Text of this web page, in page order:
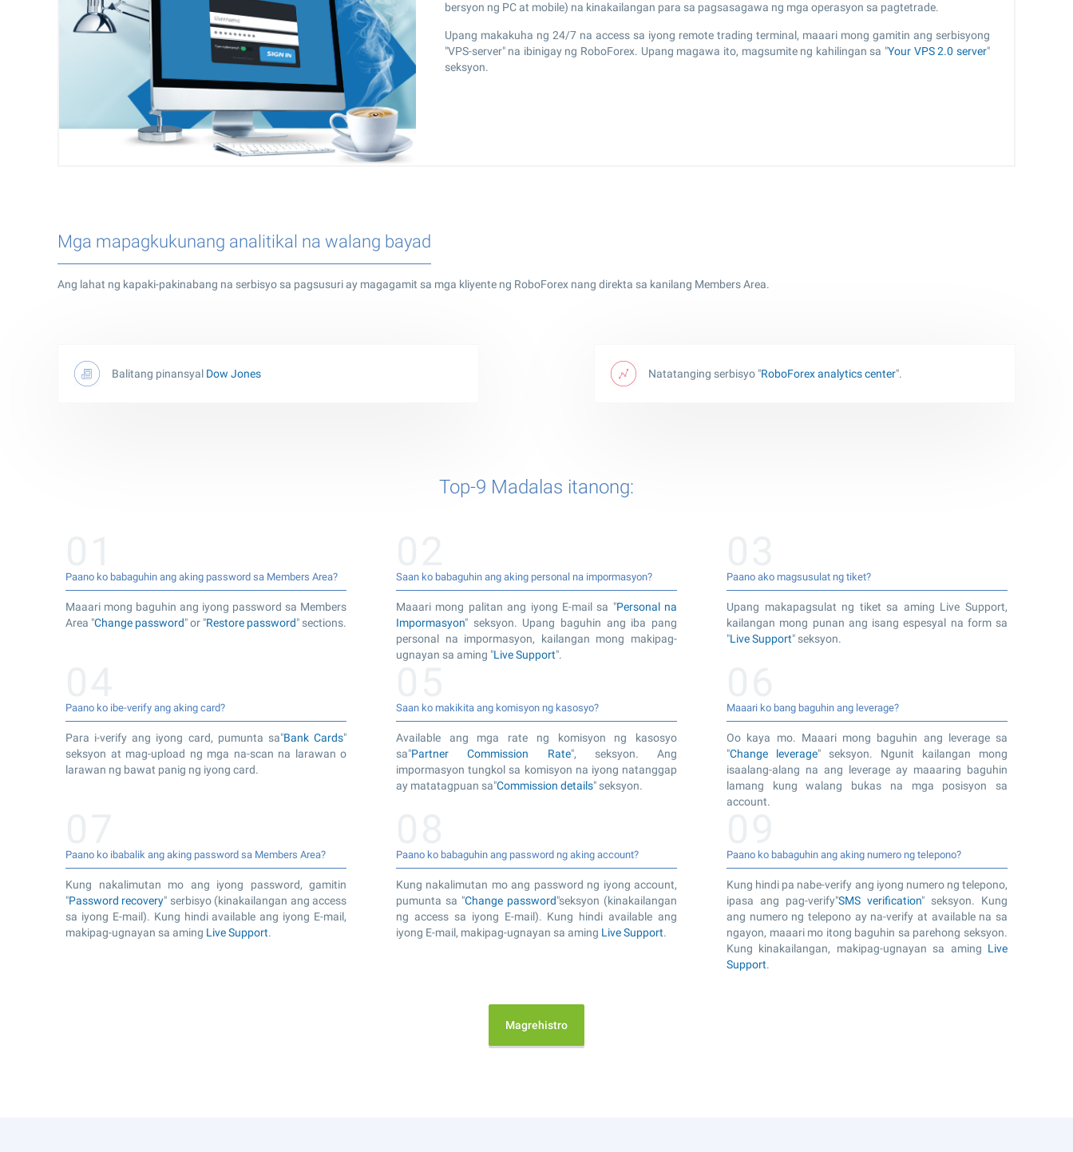
bersyon ng PC at mobile) na kinakailangan para sa pagsasagawa ng mga operasyon sa pagtetrade.
Upang makakuha ng 24/7 na access sa iyong remote trading terminal, maaari mong gamitin ang serbisyong
"VPS-server" na ibinigay ng RoboForex. Upang magawa ito, magsumite ng kahilingan sa "Your VPS 2.0 server"
seksyon.
Mga mapagkukunang analitikal na walang bayad
Ang lahat ng kapaki-pakinabang na serbisyo sa pagsusuri ay magagamit sa mga kliyente ng RoboForex nang direkta sa kanilang Members Area.
Balitang pinansyal Dow Jones Natatanging serbisyo "RoboForex analytics center".
Top-9 Madalas itanong:
Paano ko babaguhin ang aking password sa Members Area?
Maaari mong baguhin ang iyong password sa Members
Area "Change password" or "Restore password" sections.
Saan ko babaguhin ang aking personal na impormasyon?
Maaari mong palitan ang iyong E-mail sa "Personal na
Impormasyon" seksyon. Upang baguhin ang iba pang
personal na impormasyon, kailangan mong makipag-
ugnayan sa aming "Live Support".
Paano ako magsusulat ng tiket?
Upang makapagsulat ng tiket sa aming Live Support,
kailangan mong punan ang isang espesyal na form sa
"Live Support" seksyon.
Paano ko ibe-verify ang aking card?
Para i-verify ang iyong card, pumunta sa"Bank Cards"
seksyon at mag-upload ng mga na-scan na larawan o
larawan ng bawat panig ng iyong card.
Saan ko makikita ang komisyon ng kasosyo?
Available ang mga rate ng komisyon ng kasosyo
sa"Partner Commission Rate", seksyon. Ang
impormasyon tungkol sa komisyon na iyong natanggap
ay matatagpuan sa"Commission details" seksyon.
Maaari ko bang baguhin ang leverage?
Oo kaya mo. Maaari mong baguhin ang leverage sa
"Change leverage" seksyon. Ngunit kailangan mong
isaalang-alang na ang leverage ay maaaring baguhin
lamang kung walang bukas na mga posisyon sa
account.
Paano ko ibabalik ang aking password sa Members Area?
Kung nakalimutan mo ang iyong password, gamitin
"Password recovery" serbisyo (kinakailangan ang access
sa iyong E-mail). Kung hindi available ang iyong E-mail,
makipag-ugnayan sa aming Live Support.
Paano ko babaguhin ang password ng aking account?
Kung nakalimutan mo ang password ng iyong account,
pumunta sa "Change password"seksyon (kinakailangan
ng access sa iyong E-mail). Kung hindi available ang
iyong E-mail, makipag-ugnayan sa aming Live Support.
Paano ko babaguhin ang aking numero ng telepono?
Kung hindi pa nabe-verify ang iyong numero ng telepono,
ipasa ang pag-verify"SMS verification" seksyon. Kung
ang numero ng telepono ay na-verify at available na sa
ngayon, maaari mo itong baguhin sa parehong seksyon.
Kung kinakailangan, makipag-ugnayan sa aming Live
Support.
Magrehistro